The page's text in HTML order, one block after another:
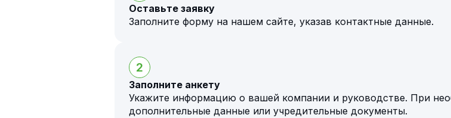
Оставьте заявку
Заполните форму на нашем сайте, указав контактные данные.
2
Заполните анкету
Укажите информацию о вашей компании и руководстве. При
дополнительные данные или учредительные документы.